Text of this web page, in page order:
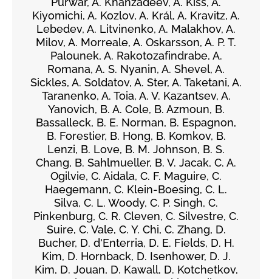
Kiyomichi, A. Kozlov, A. Král, A. Kravitz, A.
Lebedev, A. Litvinenko, A. Malakhov, A.
Milov, A. Morreale, A. Oskarsson, A. P. T.
Palounek, A. Rakotozafindrabe, A.
Romana, A. S. Nyanin, A. Shevel, A.
Sickles, A. Soldatov, A. Ster, A. Taketani, A.
Taranenko, A. Toia, A. V. Kazantsev, A.
Yanovich, B. A. Cole, B. Azmoun, B.
Bassalleck, B. E. Norman, B. Espagnon,
B. Forestier, B. Hong, B. Komkov, B.
Lenzi, B. Love, B. M. Johnson, B. S.
Chang, B. Sahlmueller, B. V. Jacak, C. A.
Ogilvie, C. Aidala, C. F. Maguire, C.
Haegemann, C. Klein-Boesing, C. L.
Silva, C. L. Woody, C. P. Singh, C.
Pinkenburg, C. R. Cleven, C. Silvestre, C.
Suire, C. Vale, C. Y. Chi, C. Zhang, D.
Bucher, D. d'Enterria, D. E. Fields, D. H.
Kim, D. Hornback, D. Isenhower, D. J.
Kim, D. Jouan, D. Kawall, D. Kotchetkov,